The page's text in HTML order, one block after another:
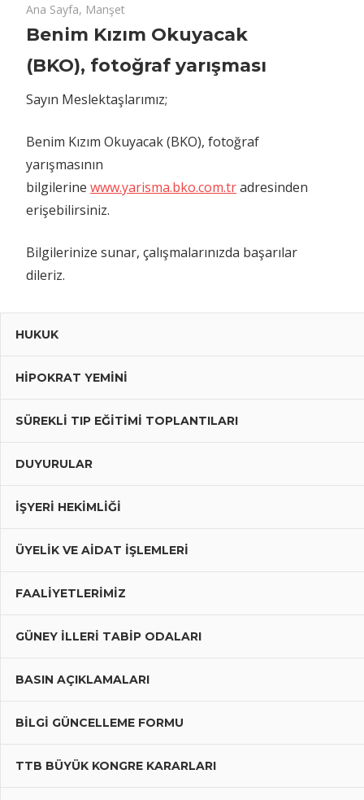
11 Ocak 2019
Benim
Kızım
(BKO), fotoğraf
için
yorumlar kapalı
Ana Sayfa, Manşet
Benim Kızım Okuyacak
(BKO), fotoğraf yarışması
Sayın Meslektaşlarımız;
Benim Kızım Okuyacak (BKO), fotoğraf
yarışmasının
bilgilerine www.yarisma.bko.com.tradresinden
erişebilirsiniz.
Bilgilerinize sunar, çalışmalarınızda başarılar
dileriz.
HUKUK
HIPOKRAT YEMINI
SÜREKLI TIP EĞITIMI TOPLANTILARI
DUYURULAR
İŞYERİ HEKİMLİĞİ
ÜYELIK VE AIDAT İŞLEMLERI
FAALIYETLERIMIZ
GÜNEY İLLERI TABIP ODALARI
BASIN AÇIKLAMALARI
BILGI GÜNCELLEME FORMU
TTB BÜYÜK KONGRE KARARLARI